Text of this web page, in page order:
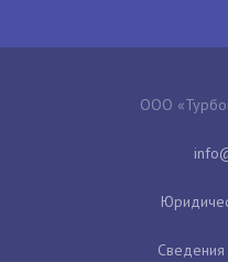
ООО
Сведения